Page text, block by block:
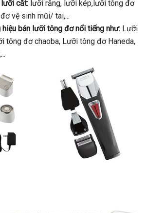
lưỡi cắt: lưỡi răng, lưỡi kép,lưỡi tông đơ
vệ sinh mũi/ tai,...
bán lưỡi tông đơ nổi tiếng như: Lưỡi
tông đơ chaoba, Lưỡi tông đơ Haneda,